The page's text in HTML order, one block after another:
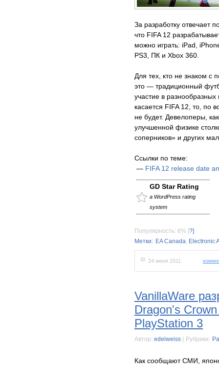
За разработку отвечает
что FIFA 12
можно играть: iPad,
PS3, ПК и Xbox 360.
Для тех, кто не знаком с
это — традиционный
участие в разнообразных
касается FIFA 12, то, по
не будет. Девелоперы,
улучшенной физике
соперников» и других
Ссылки по теме:
— FIFA 12 release date
GD Star Rating
a WordPress rating
system
Популярность: 6% [?]
Метки: EA Canada, Electronic
24 июня 2011
VanillaWare
Dragon's
PlayStation 3
Автор: edelweiss Рубрики:
Как сообщают СМИ,